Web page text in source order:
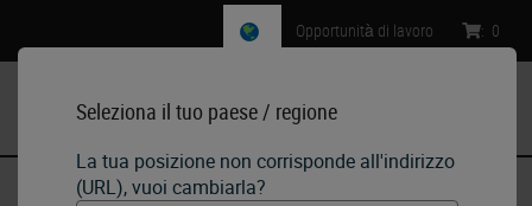
Seleziona il tuo paese / regione
La tua posizione non corrisponde all'indirizzo
(URL), vuoi cambiarla?
Opportunità di lavoro : 0